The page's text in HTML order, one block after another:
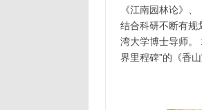
《江南园林论》
结合科研不断有规
湾大学博士导师。
界里程碑”的《香